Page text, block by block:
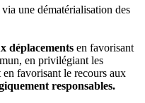
via une dématérialisation des
déplacements en favorisant
en privilégiant les
favorisant le recours aux
responsables.